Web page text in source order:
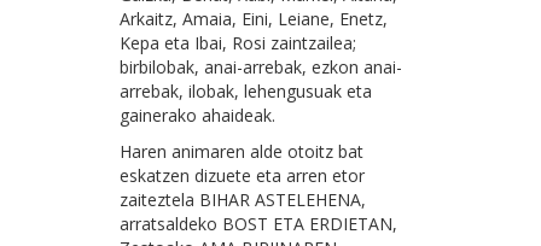
Arkaitz, Amaia, Eini, Leiane, Enetz,
Kepa eta Ibai, Rosi zaintzailea;
birbilobak, anai-arrebak, ezkon anai-
arrebak, ilobak, lehengusuak eta
gainerako ahaideak.
Haren animaren alde otoitz bat
eskatzen dizuete eta arren etor
zaiteztela BIHAR ASTELEHENA,
arratsaldeko BOST ETA ERDIETAN,